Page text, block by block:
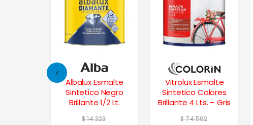
Albalux Esmalte
Sintetico Negro
Brillante 1/2 Lt.
$14.323
Vitrolux Esmalte
Sintetico Colores
Brillante 4 Lts. – Gris
$74.562